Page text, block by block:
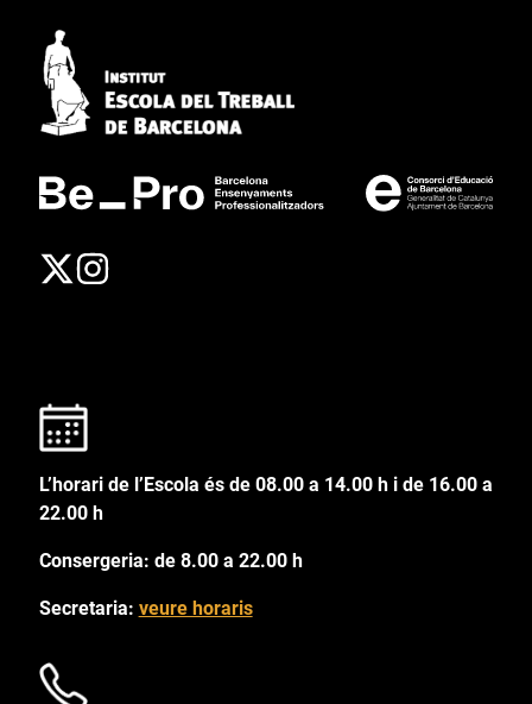
L’horari de l’Escola és de 08.00 a 14.00 h i de 16.00 a
22.00 h
Consergeria: de 8.00 a 22.00 h
Secretaria: veure horaris